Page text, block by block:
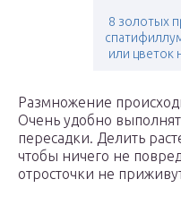
8 золотых
или цветок
Размножение
Очень удобно
пересадки. Делить
чтобы ничего не
отросточки не